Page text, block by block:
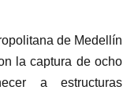
de Medellín
la captura de ocho
a estructuras